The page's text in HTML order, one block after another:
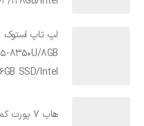
8350U/8GB
SSD/Intel